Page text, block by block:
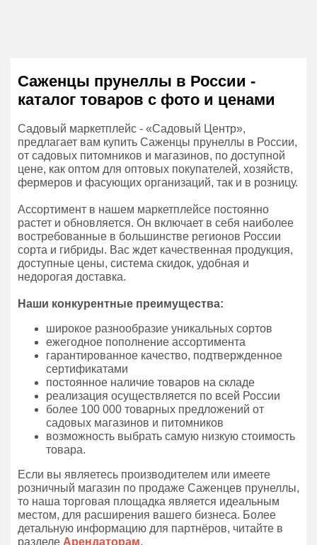
Саженцы прунеллы в России -
каталог товаров с фото и ценами
Садовый маркетплейс - «Садовый Центр»,
предлагает вам купить Саженцы прунеллы в России,
от садовых питомников и магазинов, по доступной
цене, как оптом для оптовых покупателей, хозяйств,
фермеров и фасующих организаций, так и в розницу.
Ассортимент в нашем маркетплейсе постоянно
растет и обновляется. Он включает в себя наиболее
востребованные в большинстве регионов России
сорта и гибриды. Вас ждет качественная продукция,
доступные цены, система скидок, удобная и
недорогая доставка.
Наши конкурентные преимущества:
широкое разнообразие уникальных сортов
ежегодное пополнение ассортимента
гарантированное качество, подтвержденное
сертификатами
постоянное наличие товаров на складе
реализация осуществляется по всей России
более 100 000 товарных предложений от
садовых магазинов и питомников
возможность выбрать самую низкую стоимость
товара.
Если вы являетесь производителем или имеете
розничный магазин по продаже Саженцев прунеллы,
то наша торговая площадка является идеальным
местом, для расширения вашего бизнеса. Более
детальную информацию для партнёров, читайте в
разделе Арендаторам.